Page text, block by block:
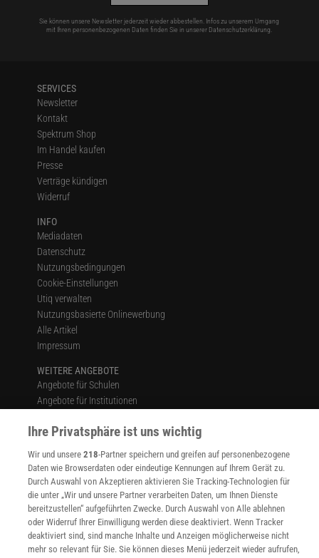
Sie können unsere Newsletter jederzeit wieder abbestellen. Infos zu unserem Umgang
mit Ihren personenbezogenen Daten finden Sie in unserer Datenschutzerklärung
SERVICES
Newsletter
Kontakt
Spektrum Shop
Im Handel kaufen
Presse
Verträge kündigen
Widerruf
INFO
Mediadaten
Datenschutz
Nutzungsbedingungen
Cookie-Einstellungen
Utiq verwalten
Nutzungsbasierte Onlinewerbung
Alle Artikel
Impressum
WEITERE ANGEBOTE
Angebote für Schulen
Angebote für Institutionen
Lexika
Zugänglichkeitserklärung
WEBSEITEN
KielSCN
Wissenschaft in die Schulen
SciLogs
Ihre Privatsphäre ist uns wichtig
Wir und unsere218-Partner speichern und greifen auf personenbezogene
Daten wie Browserdaten oder eindeutige Kennungen auf Ihrem Gerät zu.
Durch Auswahl von Akzeptieren aktivieren Sie Tracking-Technologien für
die unter „Wir und unsere Partner verarbeiten Daten, um Ihnen Dienste
bereitzustellen“ aufgeführten Zwecke. Durch Auswahl von Alle ablehnen
oder Widerruf Ihrer Einwilligung werden diese deaktiviert. Wenn Tracker
deaktiviert sind, sind manche Inhalte und Anzeigen möglicherweise nicht
mehr so relevant für Sie. Sie können dieses Menü jederzeit wieder aufrufen,